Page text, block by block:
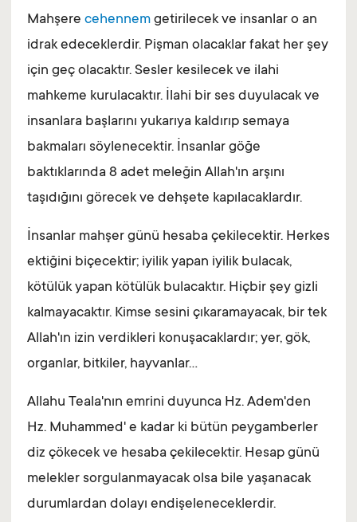
Mahşere cehennem getirilecek ve insanlar o an
idrak edeceklerdir. Pişman olacaklar fakat her şey
için geç olacaktır. Sesler kesilecek ve ilahi
mahkeme kurulacaktır. İlahi bir ses duyulacak ve
insanlara başlarını yukarıya kaldırıp semaya
bakmaları söylenecektir. İnsanlar göğe
baktıklarında 8 adet meleğin Allah'ın arşını
taşıdığını görecek ve dehşete kapılacaklardır.
İnsanlar mahşer günü hesaba çekilecektir. Herkes
ektiğini biçecektir; iyilik yapan iyilik bulacak,
kötülük yapan kötülük bulacaktır. Hiçbir şey gizli
kalmayacaktır. Kimse sesini çıkaramayacak, bir tek
Allah'ın izin verdikleri konuşacaklardır; yer, gök,
organlar, bitkiler, hayvanlar...
Allahu Teala'nın emrini duyunca Hz. Adem'den
Hz. Muhammed' e kadar ki bütün peygamberler
diz çökecek ve hesaba çekilecektir. Hesap günü
melekler sorgulanmayacak olsa bile yaşanacak
durumlardan dolayı endişeleneceklerdir.